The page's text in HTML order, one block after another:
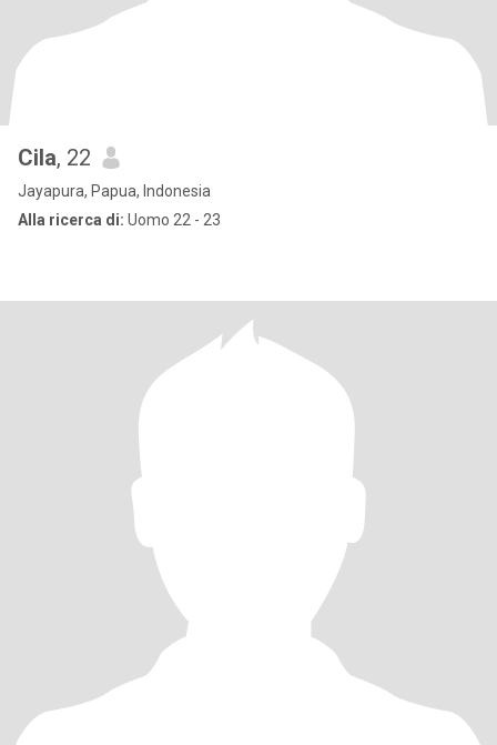
Cila, 22
Jayapura, Papua, Indonesia
Alla ricerca di: Uomo 22 - 23